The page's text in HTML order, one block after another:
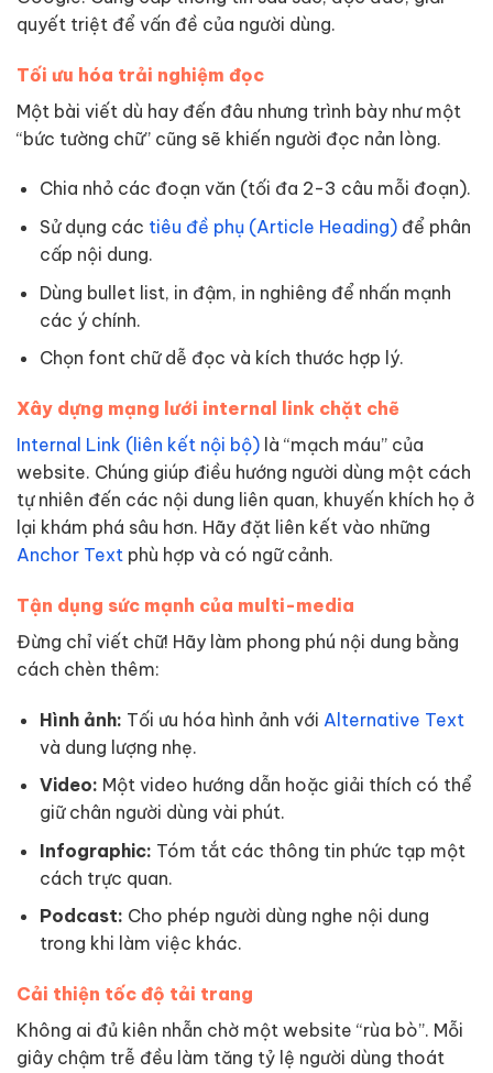
quyết triệt để vấn đề của người dùng.
Tối ưu hóa trải nghiệm đọc
Một bài viết dù hay đến đâu nhưng trình bày như một
“bức tường chữ” cũng sẽ khiến người đọc nản lòng.
Chia nhỏ các đoạn văn (tối đa 2-3 câu mỗi đoạn).
Sử dụng các tiêu đề phụ (Article Heading)để phân
cấp nội dung.
Dùng bullet list, in đậm, in nghiêng để nhấn mạnh
các ý chính.
Chọn font chữ dễ đọc và kích thước hợp lý.
Xây dựng mạng lưới internal link chặt chẽ
Internal Link (liên kết nội bộ) là “mạch máu” của
website. Chúng giúp điều hướng người dùng một cách
tự nhiên đến các nội dung liên quan, khuyến khích họ ở
lại khám phá sâu hơn. Hãy đặt liên kết vào những
Anchor Text phù hợp và có ngữ cảnh.
Tận dụng sức mạnh của multi-media
Đừng chỉ viết chữ! Hãy làm phong phú nội dung bằng
cách chèn thêm:
Hình ảnh: Tối ưu hóa hình ảnh với Alternative Text
và dung lượng nhẹ.
Video: Một video hướng dẫn hoặc giải thích có thể
giữ chân người dùng vài phút.
Infographic: Tóm tắt các thông tin phức tạp một
cách trực quan.
Podcast: Cho phép người dùng nghe nội dung
trong khi làm việc khác.
Cải thiện tốc độ tải trang
Không ai đủ kiên nhẫn chờ một website “rùa bò”. Mỗi
giây chậm trễ đều làm tăng tỷ lệ người dùng thoát